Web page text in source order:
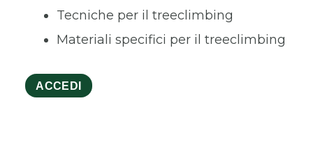
Tecniche per il treeclimbing
Materiali specifici per il treeclimbing
ACCEDI